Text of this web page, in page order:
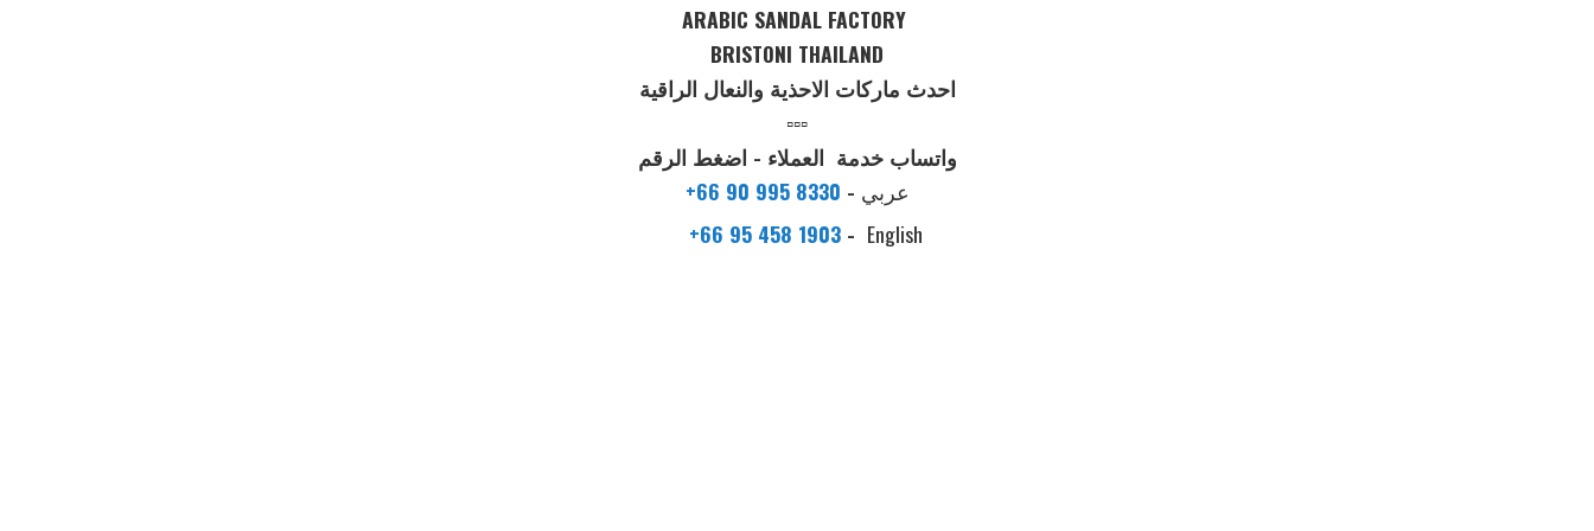
ARABIC SANDAL FACTORY
BRISTONI THAILAND
احدث ماركات الاحذية والنعال الراقية
▫️▫️▫️
واتساب خدمة العملاء - اضغط الرقم
+66 90 995 8330 - عربي
+66 95 458 1903 - English